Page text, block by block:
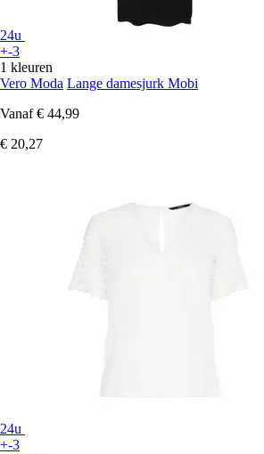
24u
+-3
1 kleuren
Vero Moda Lange damesjurk Mobi
Vanaf € 44,99
€ 20,27
24u
+-3